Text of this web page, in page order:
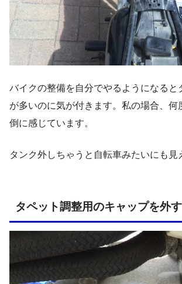
バイクの整備を自分でやるようになると
が多いのに気が付きます。私の場合、何
倒に感じています。
タンク外しちゃうと自転車みたいにも見
タペット調整用のキャップを外す